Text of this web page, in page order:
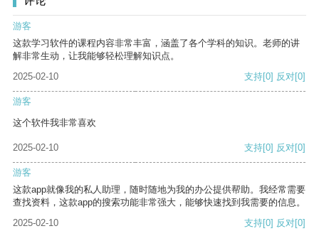
游客
这款学习软件的课程内容非常丰富，涵盖了各个学科的知识。老师的讲
解非常生动，让我能够轻松理解知识点。
2025-02-10
支持[0] 反对[0]
游客
这个软件我非常喜欢
2025-02-10 支持[0] 反对[0]
游客
这款app就像我的私人助理，随时随地为我的办公提供帮助。我经常需要
查找资料，这款app的搜索功能非常强大，能够快速找到我需要的信息。
2025-02-10
支持[0] 反对[0]